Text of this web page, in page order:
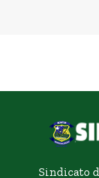
Sindicato